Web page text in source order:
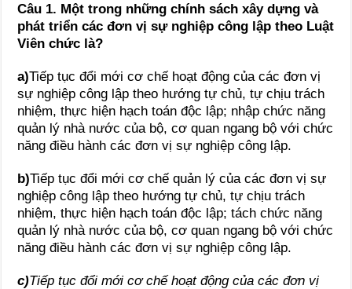
Câu 1. Một trong những chính sách xây dựng và
phát triển các đơn vị sự nghiệp công lập theo Luật
Viên chức là?
a)Tiếp tục đổi mới cơ chế hoạt động của các đơn vị
sự nghiệp công lập theo hướng tự chủ, tự chịu trách
nhiệm, thực hiện hạch toán độc lập; nhập chức năng
quản lý nhà nước của bộ, cơ quan ngang bộ với chức
năng điều hành các đơn vị sự nghiệp công lập.
b)Tiếp tục đổi mới cơ chế quản lý của các đơn vị sự
nghiệp công lập theo hướng tự chủ, tự chịu trách
nhiệm, thực hiện hạch toán độc lập; tách chức năng
quản lý nhà nước của bộ, cơ quan ngang bộ với chức
năng điều hành các đơn vị sự nghiệp công lập.
c)Tiếp tục đổi mới cơ chế hoạt động của các đơn vị